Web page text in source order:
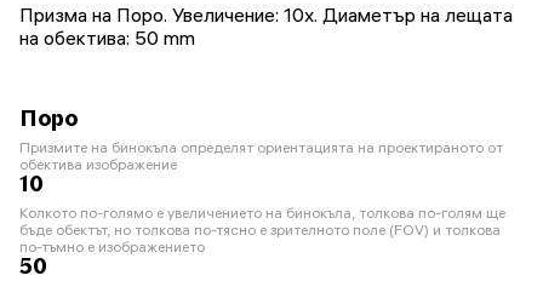
Призма на Поро. Увеличение: 10x. Диаметър на лещата
на обектива: 50 mm
Поро
Призмите на бинокъла определят ориентацията на проектираното от
обектива изображение
10
Колкото по-голямо е увеличението на бинокъла, толкова по-голям ще
бъде обектът, но толкова по-тясно е зрителното поле (FOV) и толкова
по-тъмно е изображението
50